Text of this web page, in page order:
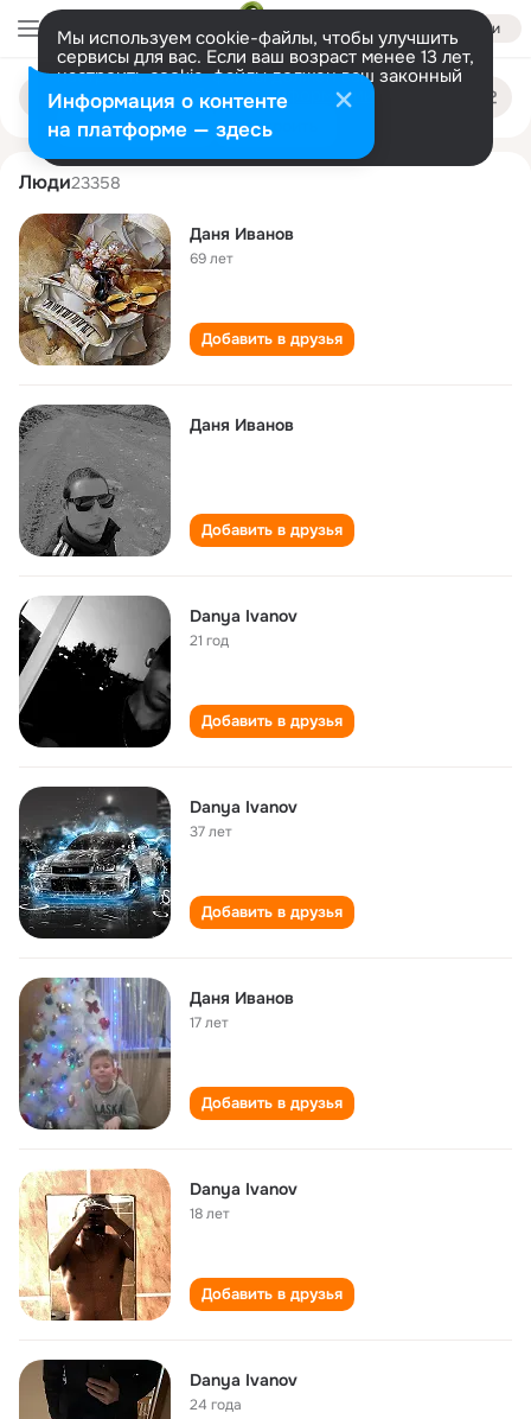
Войти
Мы используем cookie-файлы, чтобы улучшить
сервисы для вас. Если ваш возраст менее 13 лет,
настроить cookie-файлы должен ваш законный
представитель. Больше информации
Разрешить все Настроить
Поиск
людям
danya ivanov
Люди23358
Даня Иванов
69 лет
Добавить в друзья
Даня Иванов
Добавить в друзья
Danya Ivanov
21 год
Добавить в друзья
Danya Ivanov
37 лет
Добавить в друзья
Даня Иванов
17 лет
Добавить в друзья
Danya Ivanov
18 лет
Добавить в друзья
Danya Ivanov
24 года
Информация о контенте
на платформе — здесь